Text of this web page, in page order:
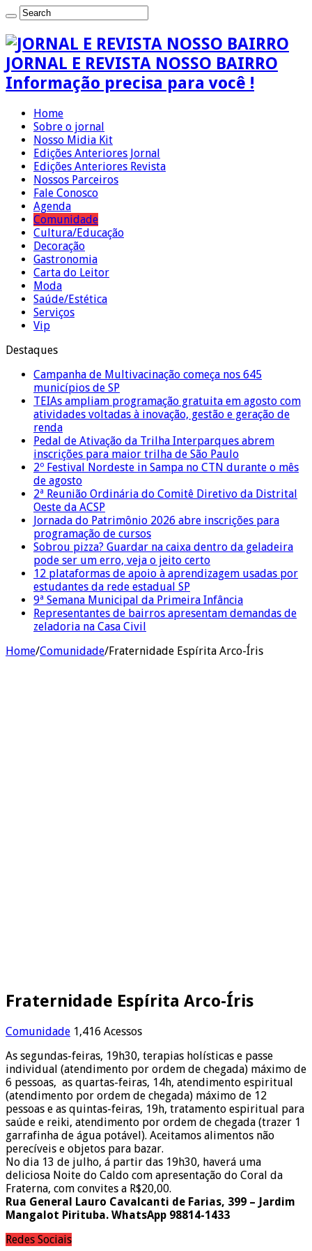
JORNAL E REVISTA NOSSO BAIRRO
Informação precisa para você !
Home
Sobre o jornal
Nosso Midia Kit
Edições Anteriores Jornal
Edições Anteriores Revista
Nossos Parceiros
Fale Conosco
Agenda
Comunidade
Cultura/Educação
Decoração
Gastronomia
Carta do Leitor
Moda
Saúde/Estética
Serviços
Vip
Destaques
Campanha de Multivacinação começa nos 645
municípios de SP
TEIAs ampliam programação gratuita em agosto com
atividades voltadas à inovação, gestão e geração de
renda
Pedal de Ativação da Trilha Interparques abrem
inscrições para maior trilha de São Paulo
2º Festival Nordeste in Sampa no CTN durante o mês
de agosto
2ª Reunião Ordinária do Comitê Diretivo da Distrital
Oeste da ACSP
Jornada do Patrimônio 2026 abre inscrições para
programação de cursos
Sobrou pizza? Guardar na caixa dentro da geladeira
pode ser um erro, veja o jeito certo
12 plataformas de apoio à aprendizagem usadas por
estudantes da rede estadual SP
9ª Semana Municipal da Primeira Infância
Representantes de bairros apresentam demandas de
zeladoria na Casa Civil
Home/Comunidade/Fraternidade Espírita Arco-Íris
Fraternidade Espírita Arco-Íris
Comunidade 1,416 Acessos
As segundas-feiras, 19h30, terapias holísticas e passe
individual (atendimento por ordem de chegada) máximo de
6 pessoas, as quartas-feiras, 14h, atendimento espiritual
(atendimento por ordem de chegada) máximo de 12
pessoas e as quintas-feiras, 19h, tratamento espiritual para
saúde e reiki, atendimento por ordem de chegada (trazer 1
garrafinha de água potável). Aceitamos alimentos não
perecíveis e objetos para bazar.
No dia 13 de julho, á partir das 19h30, haverá uma
deliciosa Noite do Caldo com apresentação do Coral da
Fraterna, com convites a R$20,00.
Rua General Lauro Cavalcanti de Farias, 399 – Jardim
Mangalot Pirituba. WhatsApp 98814-1433
Redes Sociais